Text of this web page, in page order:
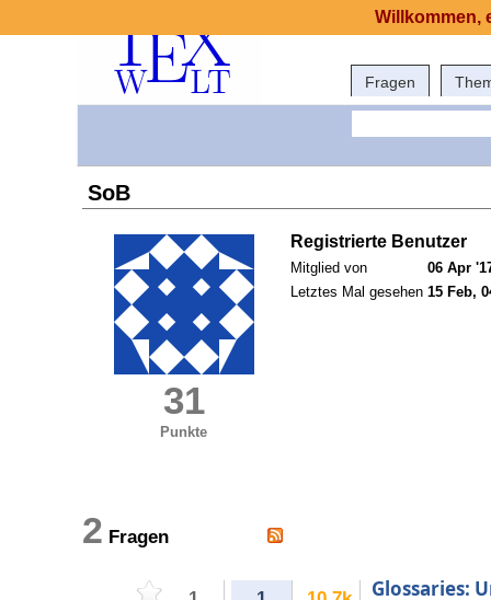
Fragen
SoB
31
Punkte
Registrierte Benutzer
Mitglied von
06 Apr
Letztes Mal gesehen 15 Feb,
2 Fragen
Glossaries:
Willkommen,